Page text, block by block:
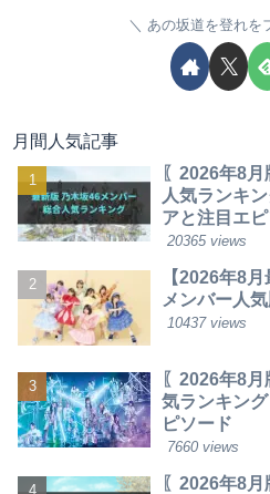
あの坂道を登れを
月間人気記事
〖2026年8
人気ランキ
アと注目エ
20365 views
【2026年8
メンバー人
10437 views
〖2026年8
気ランキン
ピソード
7660 views
〖2026年8